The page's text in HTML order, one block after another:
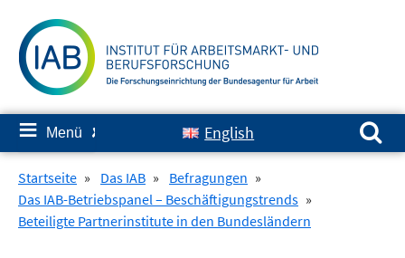
zum
Inhalt
≡ Menü ✘ English
Suchen nach:
Startseite » Das IAB » Befragungen »
Das IAB-Betriebspanel – Beschäftigungstrends »
Beteiligte Partnerinstitute in den Bundesländern